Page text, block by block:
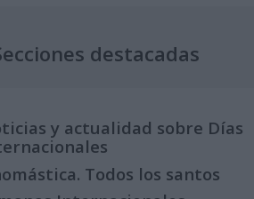
destacadas
y actualidad sobre Días
Todos los santos